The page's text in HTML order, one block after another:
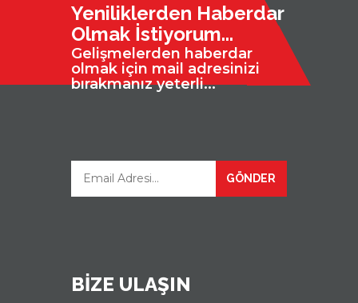
Yeniliklerden Haberdar
Olmak İstiyorum...
Gelişmelerden haberdar
olmak için mail adresinizi
bırakmanız yeterli...
GÖNDER
BİZE ULAŞIN